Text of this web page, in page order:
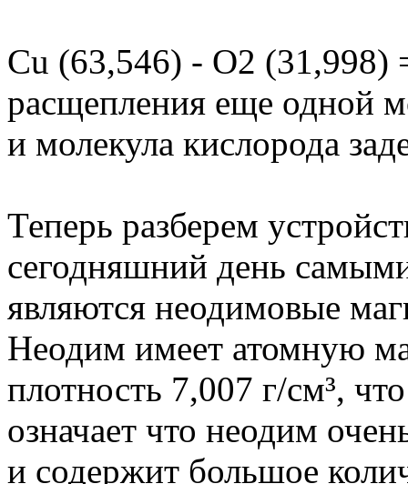
Cu (63,546) - O2 (31,998)
расщепления еще одной
и молекула кислорода
Теперь разберем
сегодняшний день
являются неодимовые
Неодим имеет атомную
плотность 7,007 г/см³,
означает что неодим
и содержит большое